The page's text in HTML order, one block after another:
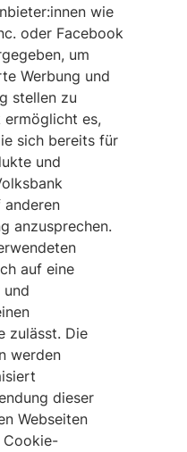
wie
oder Facebook
um
Werbung und
stellen zu
ermöglicht es,
sich bereits für
und
anderen
anzusprechen.
auf eine
zulässt. Die
werden
dieser
Webseiten
Cookie-